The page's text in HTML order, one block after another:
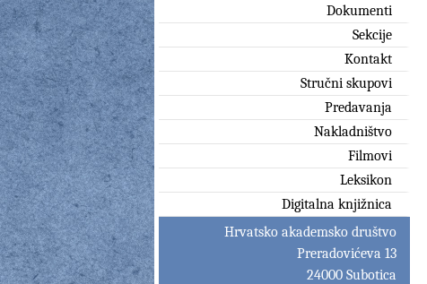
Dokumenti
Sekcije
Kontakt
Stručni skupovi
Predavanja
Nakladništvo
Filmovi
Leksikon
Digitalna knjižnica
Hrvatsko akademsko društvo
Preradovićeva 13
24000 Subotica